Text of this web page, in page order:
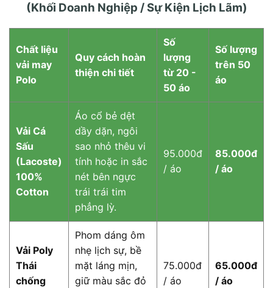
(Khối Doanh Nghiệp / Sự Kiện Lịch Lãm)
Chất liệu
vải may
Polo
Quy cách hoàn
thiện chi tiết
Số
lượng
từ 20 -
50 áo
Số lượng
trên 50
áo
Vải Cá
Sấu
(Lacoste)
100%
Cotton
Áo cổ bẻ dệt
dầy dặn, ngôi
sao nhỏ thêu vi
tính hoặc in sắc
nét bên ngực
trái trái tim
phẳng lỳ.
95.000đ
/ áo
85.000đ
/ áo
Vải Poly
Thái
chống
Phom dáng ôm
nhẹ lịch sự, bề
mặt láng mịn,
giữ màu sắc đỏ
75.000đ
/ áo
65.000đ
/ áo